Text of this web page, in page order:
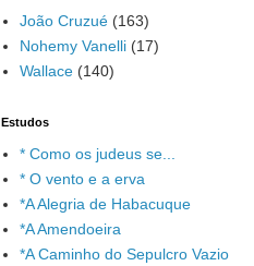
João Cruzué (163)
Nohemy Vanelli (17)
Wallace (140)
Estudos
* Como os judeus se...
* O vento e a erva
*A Alegria de Habacuque
*A Amendoeira
*A Caminho do Sepulcro Vazio